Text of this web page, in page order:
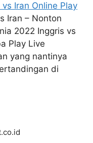
Iran Online Play
Iran – Nonton
2022 Inggris vs
Play Live
yang nantinya
di